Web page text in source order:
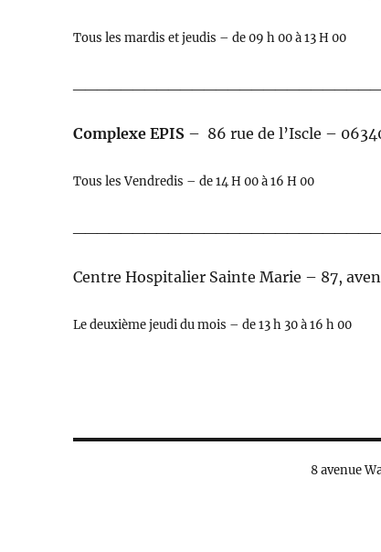
Tous les mardis et jeudis – de 09 h 00 à 13 H 00
Complexe EPIS – 86 rue de l’Iscle –
Tous les Vendredis – de 14 H 00 à 16 H 00
Centre Hospitalier Sainte Marie – 87,
Le deuxième jeudi du mois – de 13 h 30 à 16 h 00
8 avenue